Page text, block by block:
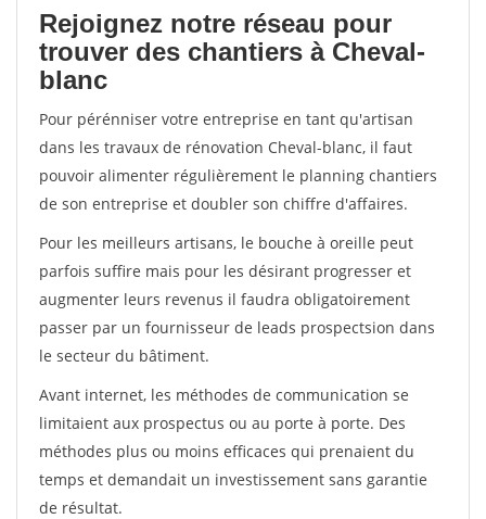
Rejoignez notre réseau pour
trouver des chantiers à Cheval-
blanc
Pour pérénniser votre entreprise en tant qu'artisan
dans les travaux de rénovation Cheval-blanc, il faut
pouvoir alimenter régulièrement le planning chantiers
de son entreprise et doubler son chiffre d'affaires.
Pour les meilleurs artisans, le bouche à oreille peut
parfois suffire mais pour les désirant progresser et
augmenter leurs revenus il faudra obligatoirement
passer par un fournisseur de leads prospectsion dans
le secteur du bâtiment.
Avant internet, les méthodes de communication se
limitaient aux prospectus ou au porte à porte. Des
méthodes plus ou moins efficaces qui prenaient du
temps et demandait un investissement sans garantie
de résultat.